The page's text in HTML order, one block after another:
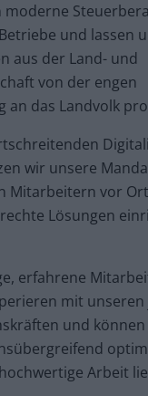
moderne
und lassen
aus der Land- und
von der engen
an das Landvolk
wir unsere
Mitarbeitern vor
Lösungen
erfahrene
mit
und
Arbeit